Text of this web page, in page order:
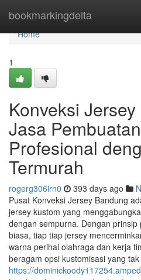
bookmarkingdelta
Home
Home
1
Konveksi
Jasa
Profesional
Termurah
rogerg306irn0 393 days ago
Pusat Konveksi Jersey Bandung
jersey kustom yang
dengan sempurna. Dengan
biasa, tiap tiap jersey
warna perihal olahraga dan kerja
beragam opsi kustomisasi yang
https://